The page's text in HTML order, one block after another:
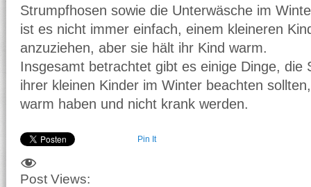
Strumpfhosen sowie die Unterwäsche im
ist es nicht immer einfach, einem kleineren
anzuziehen, aber sie hält ihr Kind warm.
Insgesamt betrachtet gibt es einige Dinge, die
ihrer kleinen Kinder im Winter beachten
warm haben und nicht krank werden.
Pin It
Post Views: